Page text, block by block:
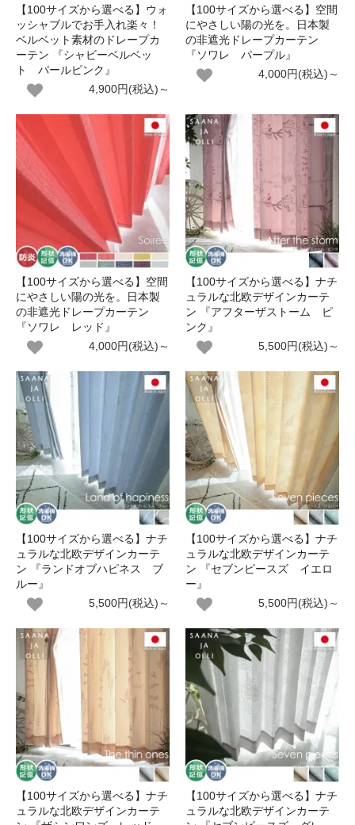
【100サイズから選べる】ウォ
ッシャブルでお手入れ楽々！
ベルベット素材のドレープカ
ーテン 『シャビーベルベッ
ト パールピンク』
4,900円(税込)～
【100サイズから選べる】空間
にやさしい陽の光を。日本製
の非遮光ドレープカーテン
『ソワレ パープル』
4,000円(税込)～
【100サイズから選べる】空間
にやさしい陽の光を。日本製
の非遮光ドレープカーテン
『ソワレ レッド』
4,000円(税込)～
【100サイズから選べる】ナチ
ュラルな北欧デザインカーテ
ン 『アフターザストーム ピ
ンク』
5,500円(税込)～
【100サイズから選べる】ナチ
ュラルな北欧デザインカーテ
ン 『ランドオブハピネス ブ
ルー』
5,500円(税込)～
【100サイズから選べる】ナチ
ュラルな北欧デザインカーテ
ン 『セブンピースズ イエロ
ー』
5,500円(税込)～
【100サイズから選べる】ナチ
ュラルな北欧デザインカーテ
【100サイズから選べる】ナチ
ュラルな北欧デザインカーテ